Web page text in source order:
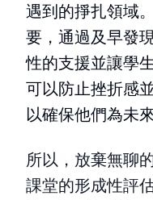
遇到的掙扎領域
要，通過及早發
性的支援並讓學
可以防止挫折感
以確保他們為未
所以，放棄無聊
課堂的形成性評